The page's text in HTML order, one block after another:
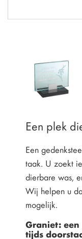
Een plek
Een
taak. U zoekt
dierbare was,
Wij helpen u
mogelijk.
Graniet:
tijds